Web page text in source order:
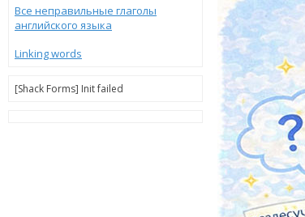
Все неправильные глаголы
английского языка
Linking words
[Shack Forms] Init failed